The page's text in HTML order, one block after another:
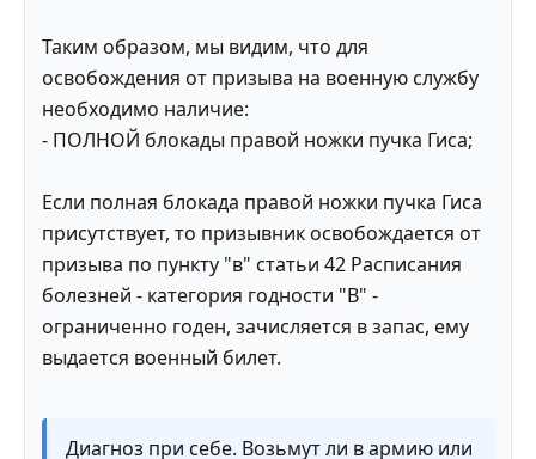
Таким образом, мы видим, что для
освобождения от призыва на военную службу
необходимо наличие:
- ПОЛНОЙ блокады правой ножки пучка Гиса;
Если полная блокада правой ножки пучка Гиса
присутствует, то призывник освобождается от
призыва по пункту "в" статьи 42 Расписания
болезней - категория годности "В" -
ограниченно годен, зачисляется в запас, ему
выдается военный билет.
Диагноз при себе. Возьмут ли в армию или